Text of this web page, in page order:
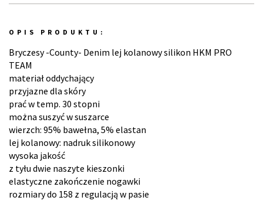
OPIS PRODUKTU:
Bryczesy -County- Denim lej kolanowy silikon HKM PRO
TEAM
materiał oddychający
przyjazne dla skóry
prać w temp. 30 stopni
można suszyć w suszarce
wierzch: 95% bawełna, 5% elastan
lej kolanowy: nadruk silikonowy
wysoka jakość
z tyłu dwie naszyte kieszonki
elastyczne zakończenie nogawki
rozmiary do 158 z regulacją w pasie